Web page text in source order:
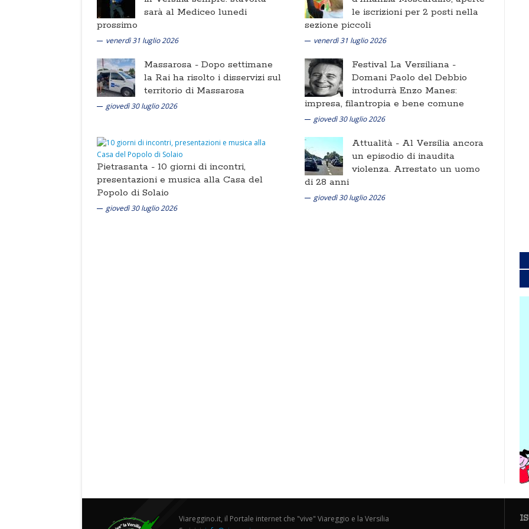
sarà al Mediceo lunedi
prossimo
venerdì 31 luglio 2026
le iscrizioni per 2 posti nella
sezione piccoli
venerdì 31 luglio 2026
Massarosa - Dopo settimane
la Rai ha risolto i disservizi sul
territorio di Massarosa
giovedì 30 luglio 2026
Festival La Versiliana -
Domani Paolo del Debbio
introdurrà Enzo Manes:
impresa, filantropia e bene comune
giovedì 30 luglio 2026
Pietrasanta - 10 giorni di incontri,
presentazioni e musica alla Casa del
Popolo di Solaio
giovedì 30 luglio 2026
Attualità - Al Versilia ancora
un episodio di inaudita
violenza. Arrestato un uomo
di 28 anni
giovedì 30 luglio 2026
Viareggino.it, il Portale internet che "vive" Viareggio e la Versilia